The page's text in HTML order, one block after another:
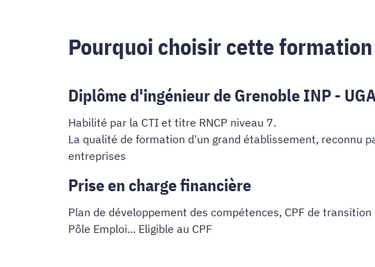
Pourquoi choisir cette formation
Diplôme d'ingénieur de Grenoble INP -
Habilité par la CTI et titre RNCP niveau 7.
La qualité de formation d'un grand établissement, reconnu
entreprises
Prise en charge financière
Plan de développement des compétences, CPF de
Pôle Emploi... Eligible au CPF